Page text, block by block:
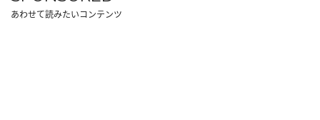
あわせて読みたいコンテンツ